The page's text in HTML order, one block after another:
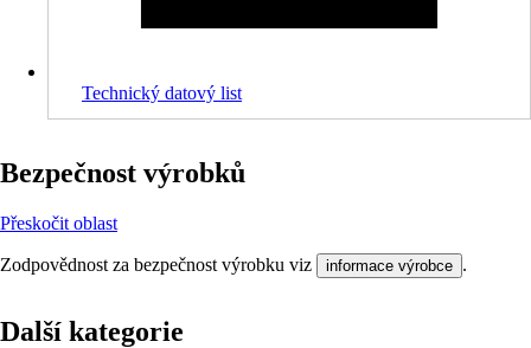
Technický datový list
Bezpečnost výrobků
Přeskočit oblast
Zodpovědnost za bezpečnost výrobku viz informace výrobce .
Další kategorie